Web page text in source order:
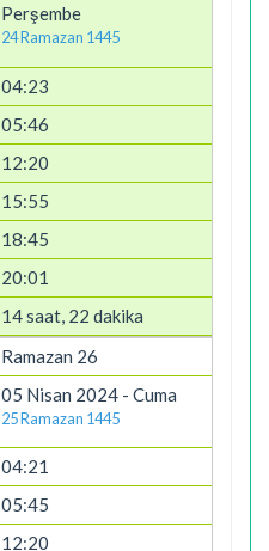
Perşembe
24 Ramazan 1445
04:23
05:46
12:20
15:55
18:45
20:01
14 saat, 22 dakika
Ramazan 26
05 Nisan 2024 - Cuma
25 Ramazan 1445
04:21
05:45
12:20